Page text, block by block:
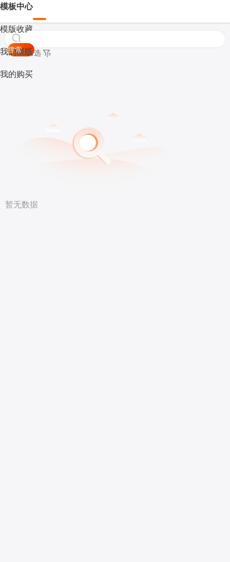
模板中心
模版收藏
我的模版
我的购买
搜索
模板筛选
暂无数据